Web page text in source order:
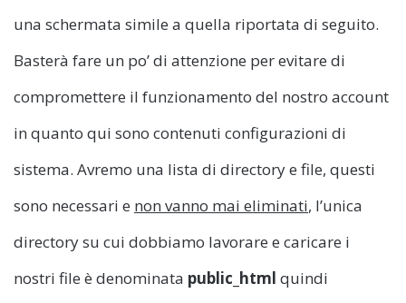
una schermata simile a quella riportata di seguito.
Basterà fare un po’ di attenzione per evitare di
compromettere il funzionamento del nostro account
in quanto qui sono contenuti configurazioni di
sistema. Avremo una lista di directory e file, questi
sono necessari e non vanno mai eliminati, l’unica
directory su cui dobbiamo lavorare e caricare i
nostri file è denominata public_html quindi